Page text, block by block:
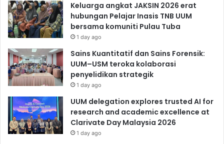
Keluarga angkat JAKSIN 2026 erat
hubungan Pelajar Inasis TNB UUM
bersama komuniti Pulau Tuba
1 day ago
Sains Kuantitatif dan Sains Forensik:
UUM–USM teroka kolaborasi
penyelidikan strategik
1 day ago
UUM delegation explores trusted AI for
research and academic excellence at
Clarivate Day Malaysia 2026
1 day ago